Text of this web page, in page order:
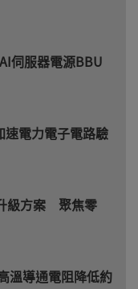
伺服器電源BBU
電力電子電路驗
級方案 聚焦零
溫導通電阻降低約